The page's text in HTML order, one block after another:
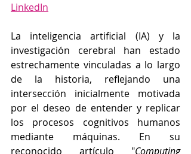
LinkedIn
La inteligencia artificial (IA) y la
investigación cerebral han estado
estrechamente vinculadas a lo largo
de la historia, reflejando una
intersección inicialmente motivada
por el deseo de entender y replicar
los procesos cognitivos humanos
mediante máquinas. En su
reconocido artículo "Computing